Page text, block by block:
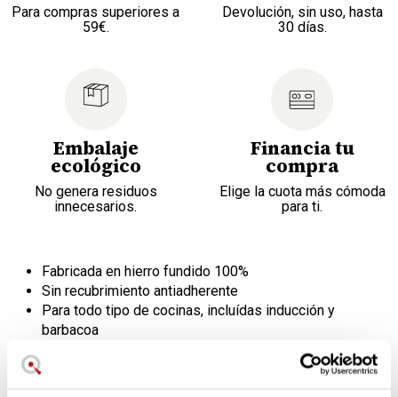
Para compras superiores a
59€.
Devolución, sin uso, hasta
30 días.
Embalaje
ecológico
No genera residuos
innecesarios.
Financia tu
compra
Elige la cuota más cómoda
para ti.
Fabricada en hierro fundido 100%
Sin recubrimiento antiadherente
Para todo tipo de cocinas, incluídas inducción y
barbacoa